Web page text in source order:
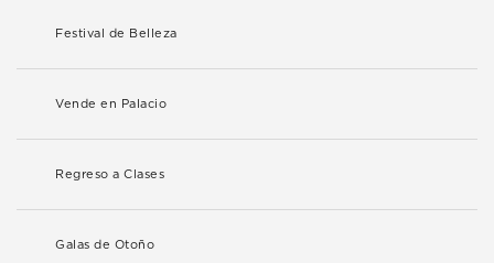
Festival de Belleza
Vende en Palacio
Regreso a Clases
Galas de Otoño